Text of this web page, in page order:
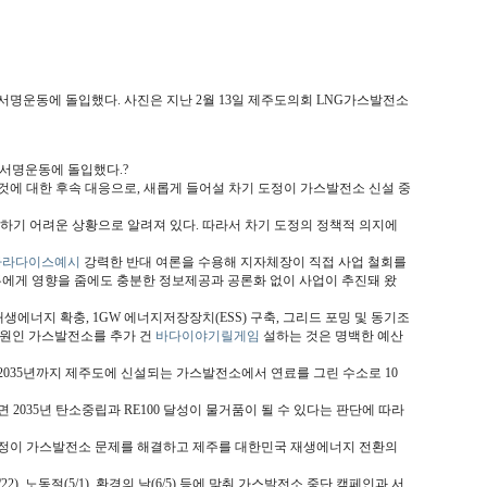
운동에 돌입했다. 사진은 지난 2월 13일 제주도의회 LNG가스발전소
명운동에 돌입했다.?
대한 후속 대응으로, 새롭게 들어설 차기 도정이 가스발전소 신설 중
기 어려운 상황으로 알려져 있다. 따라서 차기 도정의 정책적 의지에
다이스예시
강력한 반대 여론을 수용해 지자체장이 직접 사업 철회를
게 영향을 줌에도 충분한 정보제공과 공론화 없이 사업이 추진돼 왔
에너지 확충, 1GW 에너지저장장치(ESS) 구축, 그리드 포밍 및 동기조
인 가스발전소를 추가 건 바다이야기릴게임 설하는 것은 명백한 예산
년까지 제주도에 신설되는 가스발전소에서 연료를 그린 수소로 10
년 탄소중립과 RE100 달성이 물거품이 될 수 있다는 판단에 따라
가스발전소 문제를 해결하고 제주를 대한민국 재생에너지 전환의